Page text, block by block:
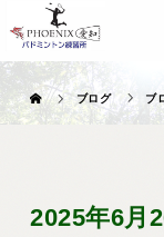
ブログ ブ
2025年6月